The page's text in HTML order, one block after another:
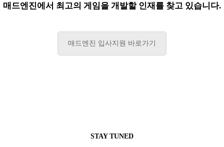
매드엔진에서 최고의 게임을 개발할 인재를 찾고 있습니다.
매드엔진 입사지원 바로가기
STAY TUNED